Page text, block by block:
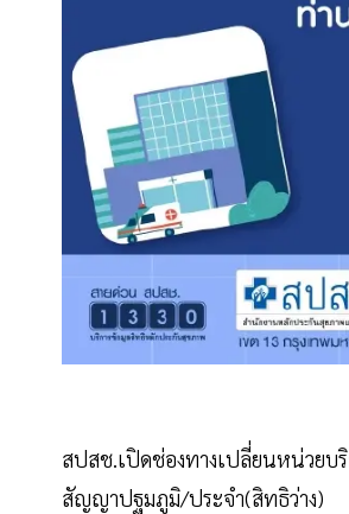
สปสช.เปิดช่องทางเปลี่ยนหน่วยบ
สัญญาปฐมภูมิ/ประจำ(สิทธิว่าง)